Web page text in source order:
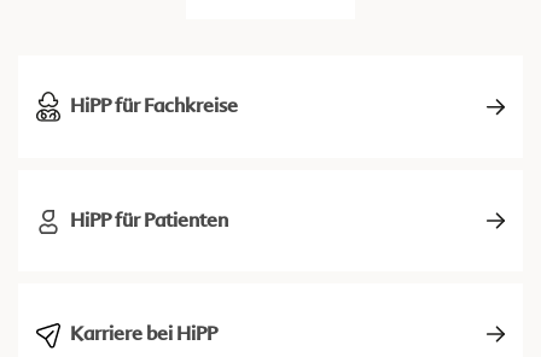
HiPP für Fachkreise
HiPP für Patienten
Karriere bei HiPP